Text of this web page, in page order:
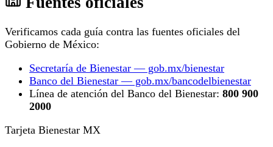
Verificamos cada guía contra las fuentes oficiales del
Gobierno de México:
Secretaría de Bienestar — gob.mx/bienestar
Banco del Bienestar — gob.mx/bancodelbienestar
Línea de atención del Banco del Bienestar: 800 900
2000
Tarjeta Bienestar MX